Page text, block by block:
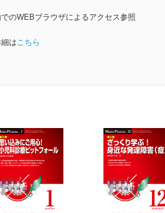
のWEBブラウザによるアクセス参照
はこちら